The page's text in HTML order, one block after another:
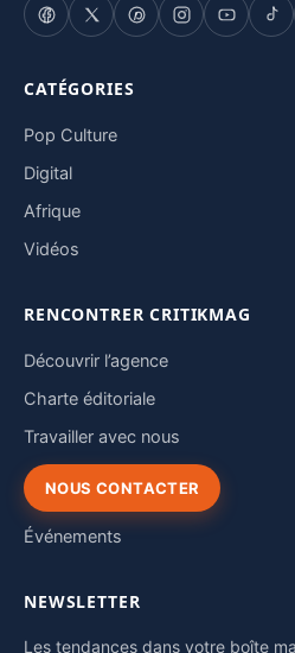
CATÉGORIES
Pop Culture
Digital
Afrique
Vidéos
RENCONTRER CRITIKMAG
Découvrir l’agence
Charte éditoriale
Travailler avec nous
NOUS CONTACTER
Événements
NEWSLETTER
Les tendances dans votre boîte